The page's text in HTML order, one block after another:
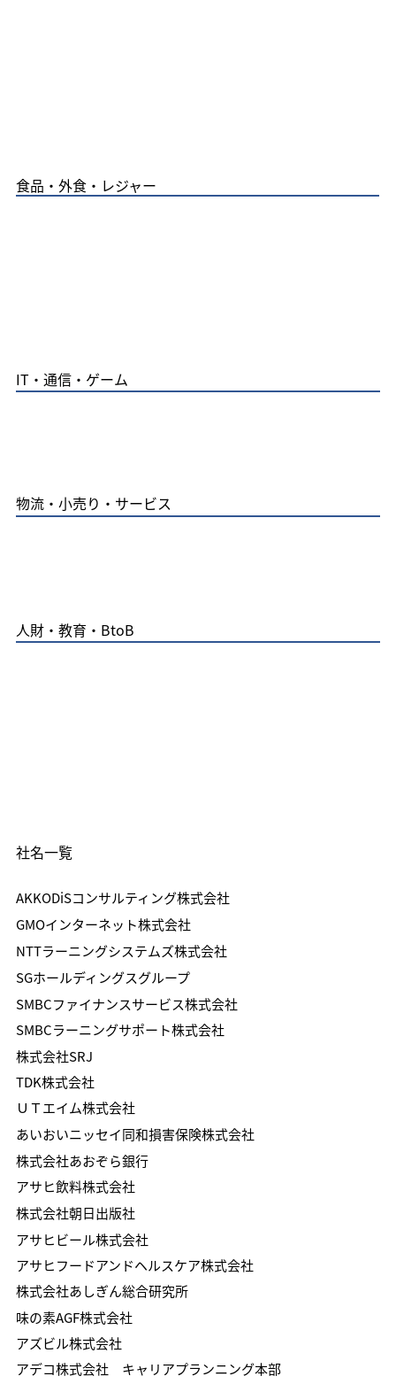
食品・外食・レジャー
IT​・通信・ゲーム
物流・小売り・サービス
人財・教育・BtoB
社名一覧
AKKODiSコンサルティング株式会社
GMOインターネット株式会社
NTTラーニングシステムズ株式会社
SGホールディングスグループ
SMBCファイナンスサービス株式会社
株式会社SRJ
SMBCラーニングサポート株式会社
TDK株式会社
あいおいニッセイ同和損害保険株式会社
株式会社あおぞら銀行
アサヒ飲料株式会社
株式会社朝日出版社
アサヒビール株式会社
アサヒフードアンドヘルスケア株式会社
株式会社あしぎん総合研究所
味の素AGF株式会社
アズビル株式会社
ＵＴエイム株式会社
アデコ株式会社 キャリアプランニング本部